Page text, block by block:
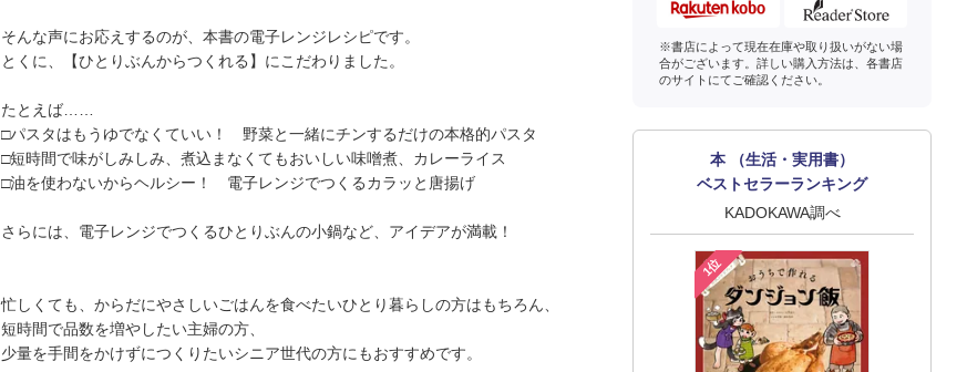
そんな声にお応えするのが、本書の電子レンジレシピです。
とくに、【ひとりぶんからつくれる】にこだわりました。
たとえば……
□パスタはもうゆでなくていい！ 野菜と一緒にチンするだけの本格的パスタ
□短時間で味がしみしみ、煮込まなくてもおいしい味噌煮、カレーライス
□油を使わないからヘルシー！ 電子レンジでつくるカラッと唐揚げ
さらには、電子レンジでつくるひとりぶんの小鍋など、アイデアが満載！
忙しくても、からだにやさしいごはんを食べたいひとり暮らしの方はもちろん、
短時間で品数を増やしたい主婦の方、
少量を手間をかけずにつくりたいシニア世代の方にもおすすめです。
※書店によって現在在庫や取り扱いがない場
合がございます。詳しい購入方法は、各書店
のサイトにてご確認ください。
本 （生活・実用書）
ベストセラーランキング
KADOKAWA調べ
1位